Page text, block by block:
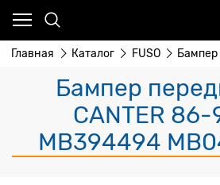
Главная Каталог FUSO Бампер
Бампер
CANTER 86-
MB394494